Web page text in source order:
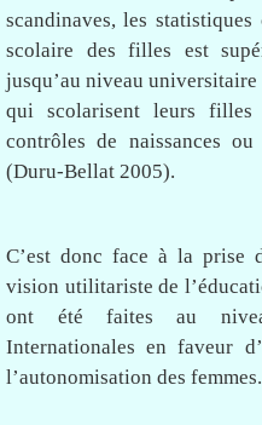
scandinaves, les statistiques
scolaire desfilles est
jusqu’auniveau
qui scolarisentleurs filles
contrôles de naissances ou
(Duru-Bellat 2005).
C’est donc face àla prise
vision utilitariste de
ont
été faites au
Internationales en faveur
l’autonomisation des femmes.